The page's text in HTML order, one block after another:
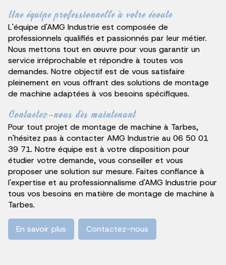
Une équipe professionnelle à votre écoute
L'équipe d'AMG Industrie est composée de
professionnels qualifiés et passionnés par leur métier.
Nous mettons tout en œuvre pour vous garantir un
service irréprochable et répondre à toutes vos
demandes. Notre objectif est de vous satisfaire
pleinement en vous offrant des solutions de montage
de machine adaptées à vos besoins spécifiques.
Contactez-nous dès maintenant
Pour tout projet de montage de machine à Tarbes,
n'hésitez pas à contacter AMG Industrie au 06 50 01
39 71. Notre équipe est à votre disposition pour
étudier votre demande, vous conseiller et vous
proposer une solution sur mesure. Faites confiance à
l'expertise et au professionnalisme d'AMG Industrie pour
tous vos besoins en matière de montage de machine à
Tarbes.
En savoir plus Contactez-nous